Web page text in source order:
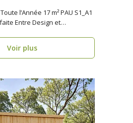
l’Année 17 m² PAU S1_A1
Entre Design et
Voir plus